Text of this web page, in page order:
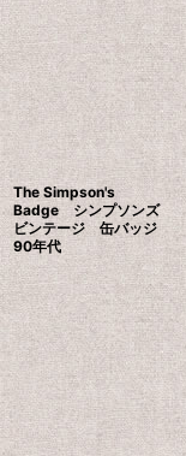
The Simpson's
Badge シンプソンズ
ビンテージ 缶バッジ
90年代